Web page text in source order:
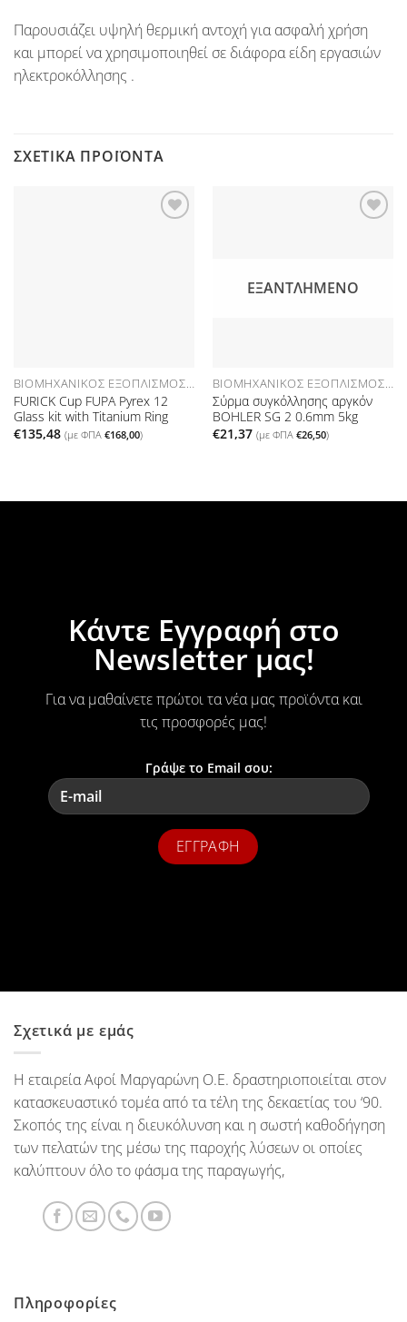
Παρουσιάζει υψηλή θερμική αντοχή για ασφαλή χρήση
και μπορεί να χρησιμοποιηθεί σε διάφορα είδη εργασιών
ηλεκτροκόλλησης .
ΣΧΕΤΙΚΆ ΠΡΟΪΌΝΤΑ
ΒΙΟΜΗΧΑΝΙΚΌΣ ΕΞΟΠΛΙΣΜΌΣ ΑΝΑΛΏΣΙΜΑ
FURICK Cup FUPA Pyrex 12
Glass kit with Titanium Ring
€135,48 (με ΦΠΑ €168,00)
ΕΞΑΝΤΛΗΜΈΝΟ
ΒΙΟΜΗΧΑΝΙΚΌΣ ΕΞΟΠΛΙΣΜΌΣ ΑΝΑΛΏΣΙΜΑ
Σύρμα συγκόλλησης αργκόν
BOHLER SG 2 0.6mm 5kg
€21,37 (με ΦΠΑ €26,50)
Κάντε Εγγραφή στο
Newsletter μας!
Για να μαθαίνετε πρώτοι τα νέα μας προϊόντα και
τις προσφορές μας!
Γράψε το Email σου:
Σχετικά με εμάς
Η εταιρεία Αφοί Μαργαρώνη Ο.Ε. δραστηριοποιείται στον
κατασκευαστικό τομέα από τα τέλη της δεκαετίας του ‘90.
Σκοπός της είναι η διευκόλυνση και η σωστή καθοδήγηση
των πελατών της μέσω της παροχής λύσεων οι οποίες
καλύπτουν όλο το φάσμα της παραγωγής,
Πληροφορίες